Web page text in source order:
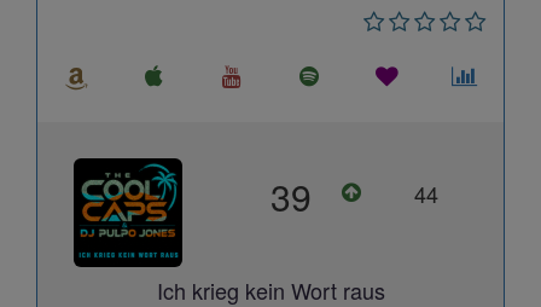
39 44
Ich krieg kein Wort raus